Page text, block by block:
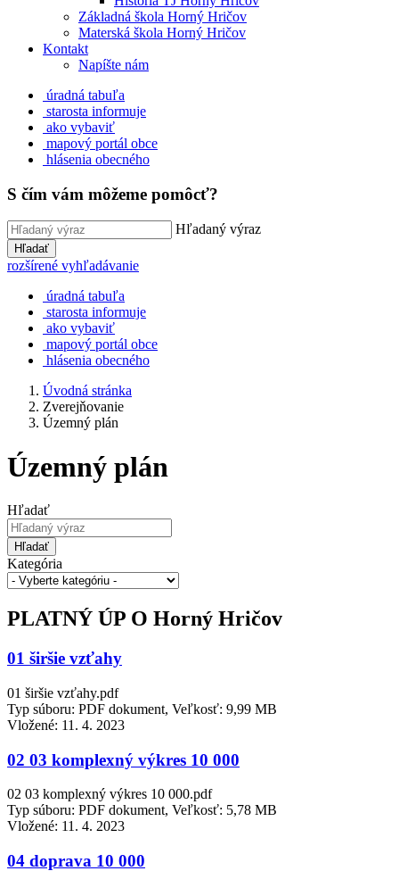
Základná škola Horný Hričov
Materská škola Horný Hričov
Kontakt
Napíšte nám
úradná tabuľa
starosta informuje
ako vybaviť
mapový portál obce
hlásenia obecného
S čím vám môžeme pomôcť?
Hľadaný výraz
Hľadať
rozšírené vyhľadávanie
úradná tabuľa
starosta informuje
ako vybaviť
mapový portál obce
hlásenia obecného
Úvodná stránka
Zverejňovanie
Územný plán
Územný plán
Hľadať
Hľadať
Kategória
PLATNÝ ÚP O Horný Hričov
01 širšie vzťahy
01 širšie vzťahy.pdf
Typ súboru: PDF dokument, Veľkosť: 9,99 MB
Vložené: 11. 4. 2023
02 03 komplexný výkres 10 000
02 03 komplexný výkres 10 000.pdf
Typ súboru: PDF dokument, Veľkosť: 5,78 MB
Vložené: 11. 4. 2023
04 doprava 10 000